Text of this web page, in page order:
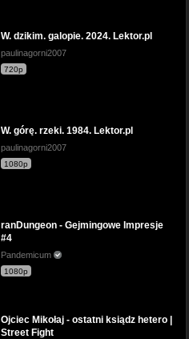
W. dzikim. galopie. 2024. Lektor.pl
paulinagorni2007
720p
W. górę. rzeki. 1984. Lektor.pl
paulinagorni2007
1080p
ranDungeon - Gejmingowe Impresje
#4
Pandemicum
1080p
Ojciec Mikołaj - ostatni ksiądz hetero |
Street Fight